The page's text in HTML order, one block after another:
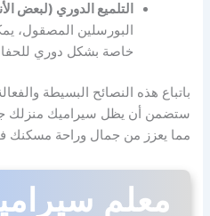
التلميع الدوري (لبعض
البورسلين المصقول،
خاصة بشكل دوري
باتباع هذه النصائح البسيطة
ستضمن أن يظل سيراميك منزلك
مما يعزز من جمال وراحة مسكنك
معلم